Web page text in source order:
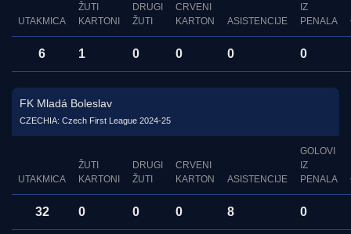
UTAKMICA
ŽUTI
KARTONI
DRUGI
ŽUTI
CRVENI
KARTON
ASISTENCIJE
IZ
PENALA
6 1 0 0 0 0
FK Mladá Boleslav
CZECHIA: Czech First League 2024-25
UTAKMICA
ŽUTI
KARTONI
DRUGI
ŽUTI
CRVENI
KARTON
ASISTENCIJE
GOLOVI
IZ
PENALA
32 0 0 0 8 0